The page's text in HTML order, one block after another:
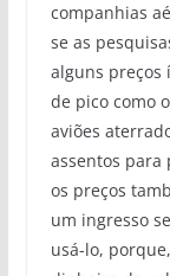
companhias
se as
alguns preços
de pico como
aviões
assentos para
os preços
um ingresso
usá-lo,